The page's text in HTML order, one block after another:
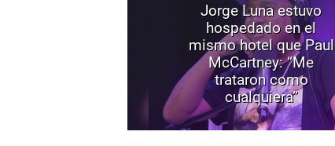
Jorge Luna estuvo
hospedado en el
mismo hotel que Paul
McCartney: “Me
trataron como
cualquiera”